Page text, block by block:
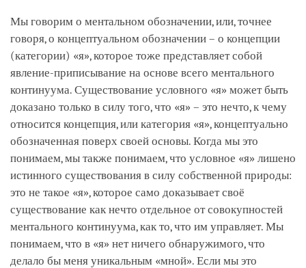
Мы говорим о ментальном обозначении, или, точнее
говоря, о концептуальном обозначении – о концепции
(категории) «я», которое тоже представляет собой
явление-приписывание на основе всего ментального
континуума. Существование условного «я» может быть
доказано только в силу того, что «я» – это нечто, к чему
относится концепция, или категория «я», концептуально
обозначенная поверх своей основы. Когда мы это
понимаем, мы также понимаем, что условное «я» лишено
истинного существования в силу собственной природы:
это не такое «я», которое само доказывает своё
существование как нечто отдельное от совокупностей
ментального континуума, как то, что им управляет. Мы
понимаем, что в «я» нет ничего обнаружимого, что
делало бы меня уникальным «мной». Если мы это